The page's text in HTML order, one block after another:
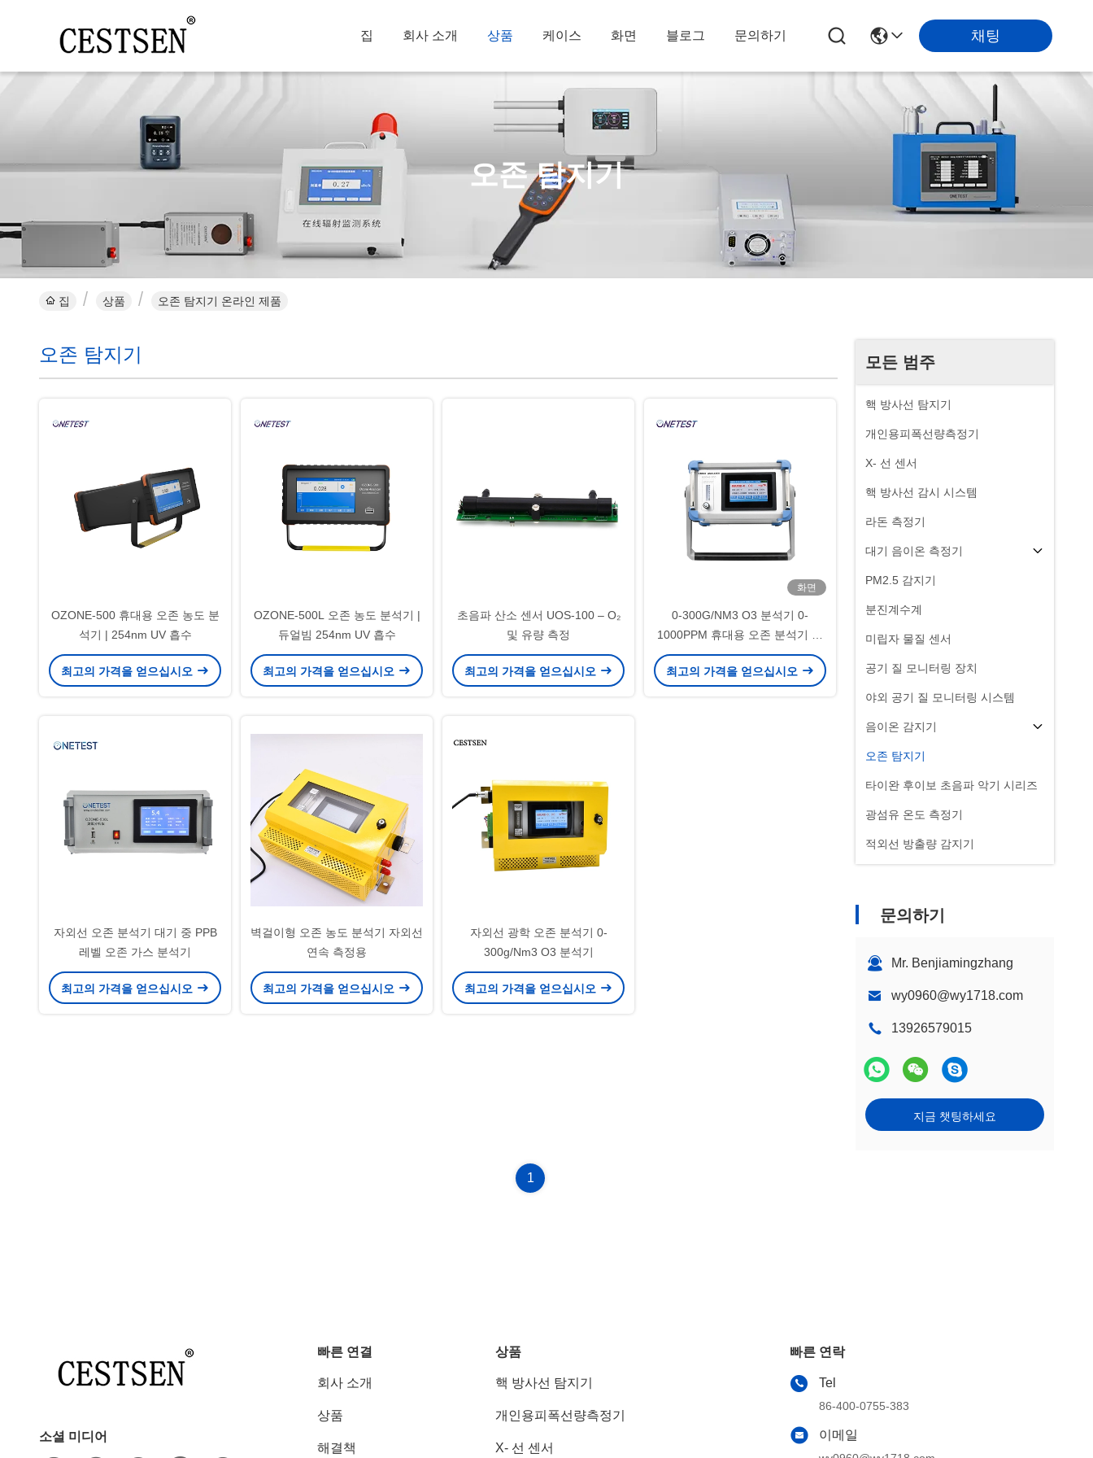
집 회사 소개 상품 케이스 화면 블로그 문의하기 채팅
오존 탐지기
집 상품 오존 탐지기 온라인 제품
모든 범주
핵 방사선 탐지기
개인용피폭선량측정기
X- 선 센서
핵 방사선 감시 시스템
라돈 측정기
대기 음이온 측정기
PM2.5 감지기
분진계수계
미립자 물질 센서
공기 질 모니터링 장치
야외 공기 질 모니터링 시스템
음이온 감지기
오존 탐지기
타이완 후이보 초음파 악기 시리즈
광섬유 온도 측정기
적외선 방출량 감지기
문의하기
Mr. Benjiamingzhang
wy0960@wy1718.com
13926579015
지금 챗팅하세요
오존 탐지기
OZONE-500 휴대용 오존 농도 분
석기 | 254nm UV 흡수
최고의 가격을 얻으십시오
OZONE-500L 오존 농도 분석기 |
듀얼빔 254nm UV 흡수
최고의 가격을 얻으십시오
초음파 산소 센서 UOS-100 – O₂
및 유량 측정
최고의 가격을 얻으십시오
화면
0-300G/NM3 O3 분석기 0-
1000PPM 휴대용 오존 분석기 자
외선
최고의 가격을 얻으십시오
자외선 오존 분석기 대기 중 PPB
레벨 오존 가스 분석기
최고의 가격을 얻으십시오
벽걸이형 오존 농도 분석기 자외선
연속 측정용
최고의 가격을 얻으십시오
자외선 광학 오존 분석기 0-
300g/Nm3 O3 분석기
최고의 가격을 얻으십시오
1
소셜 미디어
빠른 연결
회사 소개
상품
해결책
상품
핵 방사선 탐지기
개인용피폭선량측정기
X- 선 센서
빠른 연락
Tel
86-400-0755-383
이메일